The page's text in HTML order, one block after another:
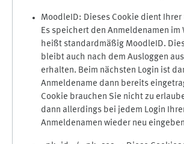
MoodleID: Dieses Cookie dient
Es speichert den Anmeldenamen im
heißt standardmäßig MoodleID.
bleibt auch nach dem Ausloggen
erhalten. Beim nächsten Login ist
Anmeldename dann bereits
Cookie brauchen Sie nicht zu
dann allerdings bei jedem Login
Anmeldenamen wieder neu